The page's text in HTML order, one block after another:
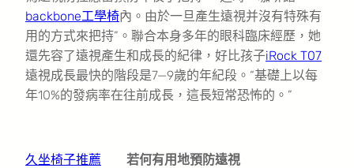
backbone工學椅內。由於一旦產生遠視并沒有特殊有
用的方式來把持”。聯合本身多年的眼科臨床經歷，她
還先容了遠視產生和成長的紀律，好比孩子iRock T07
遠視成長最快的階段是7—9歲的年紀段。“基礎上以每
年10%的發病率在往前成長，這長短常恐怖的。”
久坐椅子推薦 若何有用地預防遠視